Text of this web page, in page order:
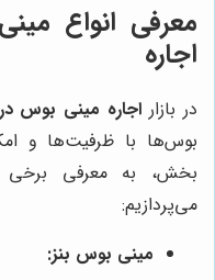
معرفی انواع
اجاره
در بازار اجاره مینی بوس
بوس‌ها با ظرفیت‌ها و
بخش، به معرفی برخی
می‌پردازیم:
مینی بوس بنز: